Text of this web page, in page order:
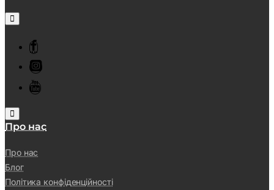
Про нас
Про нас
Блог
Політика конфіденційності